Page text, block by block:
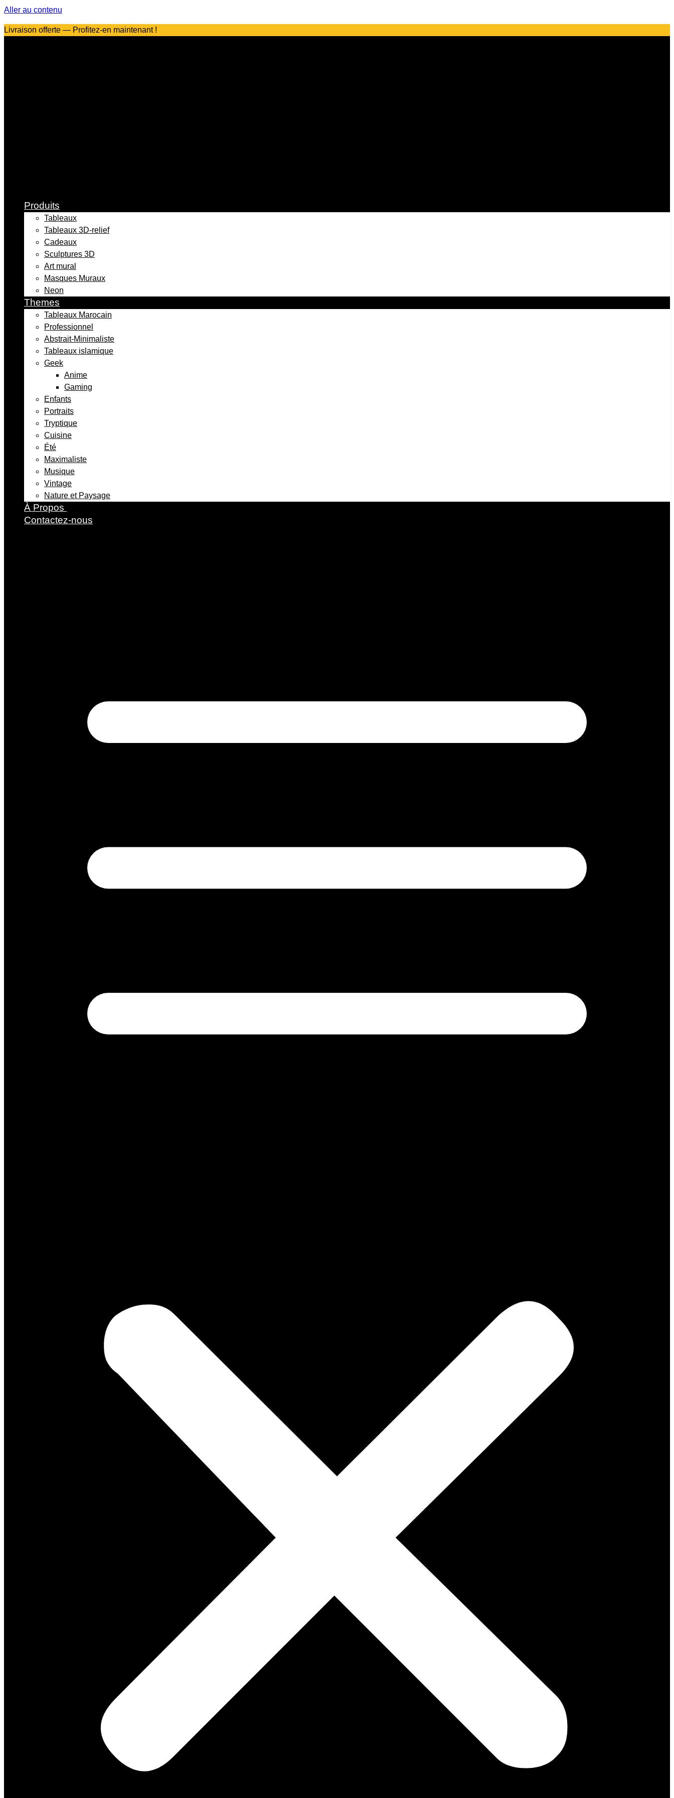
Aller au contenu
Livraison offerte — Profitez-en maintenant !
Produits
Tableaux
Tableaux 3D-relief
Cadeaux
Sculptures 3D
Art mural
Masques Muraux
Neon
Themes
Tableaux Marocain
Professionnel
Abstrait-Minimaliste
Tableaux islamique
Geek
Anime
Gaming
Enfants
Portraits
Tryptique
Cuisine
Été
Maximaliste
Musique
Vintage
Nature et Paysage
À Propos ​
Contactez-nous